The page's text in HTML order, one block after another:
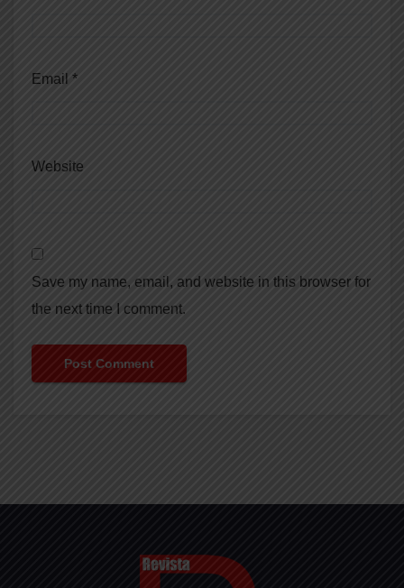
Email *
Website
Save my name, email, and website in this browser for
the next time I comment.